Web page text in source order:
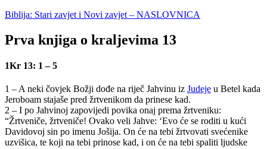
Biblija: Stari zavjet i Novi zavjet – NASLOVNICA
Prva knjiga o kraljevima 13
1Kr 13: 1 – 5
1 – A neki čovjek Božji dođe na riječ Jahvinu iz Judeje u Betel kada
Jeroboam stajaše pred žrtvenikom da prinese kad.
2 – I po Jahvinoj zapovijedi povika onaj prema žrtveniku:
“Žrtveniče, žrtveniče! Ovako veli Jahve: ‘Evo će se roditi u kući
Davidovoj sin po imenu Jošija. On će na tebi žrtvovati svećenike
uzvišica, te koji na tebi prinose kad, i on će na tebi spaliti ljudske